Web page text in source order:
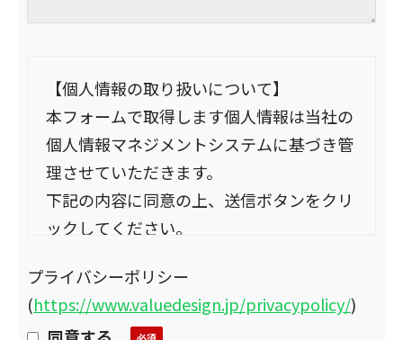
【個人情報の取り扱いについて】
本フォームで取得します個人情報は当社の
個人情報マネジメントシステムに基づき管
理させていただきます。
下記の内容に同意の上、送信ボタンをクリ
ックしてください。
よび弊社グループからのメール配信（製品
のご案内・イベントのお知らせ等）の目的
プライバシーポリシー
(https://www.valuedesign.jp/privacypolicy/)